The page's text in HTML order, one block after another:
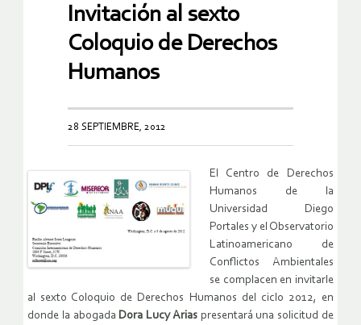
Invitación al sexto
Coloquio de Derechos
Humanos
28 SEPTIEMBRE, 2012
El Centro de Derechos
Humanos de la
Universidad Diego
Portales y el Observatorio
Latinoamericano de
Conflictos Ambientales
se complacen en invitarle
al sexto Coloquio de Derechos Humanos del ciclo 2012, en
donde la abogada Dora Lucy Ariaspresentará una solicitud de